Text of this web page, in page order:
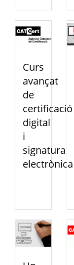
Curs
avançat
de
certificació
digital
i
signatura
electrònica